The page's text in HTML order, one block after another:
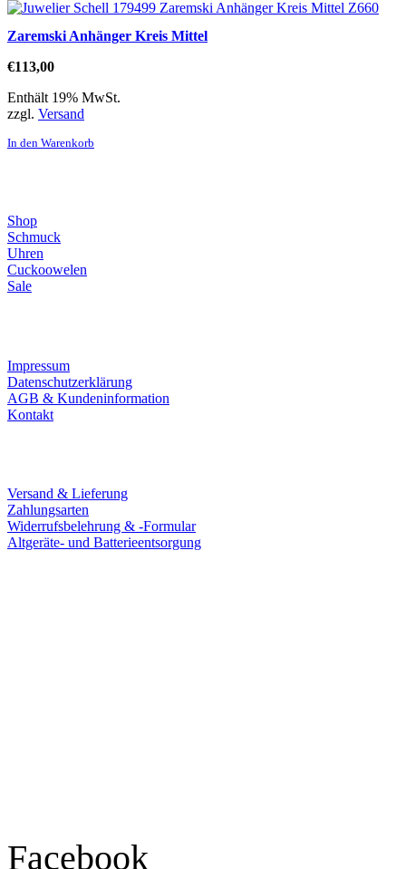
Zaremski Anhänger Kreis Mittel
€113,00
Enthält 19% MwSt.
zzgl. Versand
In den Warenkorb
Shop
Schmuck
Uhren
Cuckoowelen
Sale
Impressum
Datenschutzerklärung
AGB & Kundeninformation
Kontakt
Versand & Lieferung
Zahlungsarten
Widerrufsbelehrung & -Formular
Altgeräte- und Batterieentsorgung
Facebook